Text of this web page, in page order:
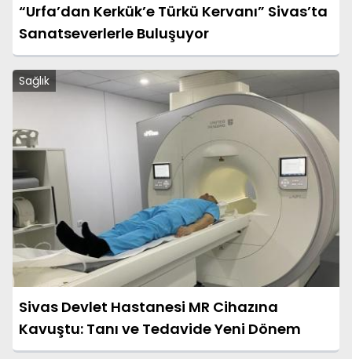
“Urfa’dan Kerkük’e Türkü Kervanı” Sivas’ta
Sanatseverlerle Buluşuyor
Sağlık
Sivas Devlet Hastanesi MR Cihazına
Kavuştu: Tanı ve Tedavide Yeni Dönem